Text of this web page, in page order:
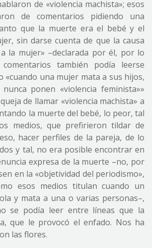
de «violencia machista»; esos
de comentarios pidiendo una
que la muerte era el bebé y el
sin darse cuenta de que la causa
la mujer» –declarada por él, por lo
también podía leerse
«cuando una mujer mata a sus hijos,
ponen «violencia feminista»»
de llamar «violencia machista» a
la muerte del bebé, lo peor, tal
medios, que prefirieron tildar de
hacer perfiles de la pareja, de lo
y tal, no era posible encontrar en
expresa de la muerte –no, por
en la «objetividad del periodismo»,
esos medios titulan cuando un
y mata a una o varias personas–,
se podía leer entre líneas que la
que le provocó el enfado. Nos ha
las flores.